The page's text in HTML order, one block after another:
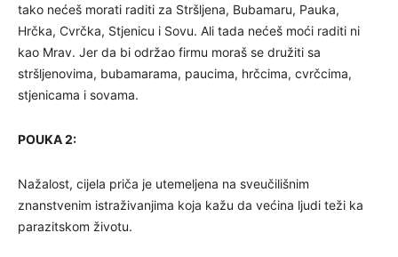
tako nećeš morati raditi za Stršljena, Bubamaru, Pauka,
Hrčka, Cvrčka, Stjenicu i Sovu. Ali tada nećeš moći raditi ni
kao Mrav. Jer da bi održao firmu moraš se družiti sa
stršljenovima, bubamarama, paucima, hrčcima, cvrčcima,
stjenicama i sovama.
POUKA 2:
Nažalost, cijela priča je utemeljena na sveučilišnim
znanstvenim istraživanjima koja kažu da većina ljudi teži ka
parazitskom životu.